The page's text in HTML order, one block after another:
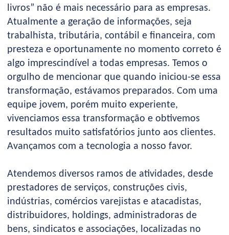
livros” não é mais necessário para as empresas.
Atualmente a geração de informações, seja
trabalhista, tributária, contábil e financeira, com
presteza e oportunamente no momento correto é
algo imprescindível a todas empresas. Temos o
orgulho de mencionar que quando iniciou-se essa
transformação, estávamos preparados. Com uma
equipe jovem, porém muito experiente,
vivenciamos essa transformação e obtivemos
resultados muito satisfatórios junto aos clientes.
Avançamos com a tecnologia a nosso favor.
Atendemos diversos ramos de atividades, desde
prestadores de serviços, construções civis,
indústrias, comércios varejistas e atacadistas,
distribuidores, holdings, administradoras de
bens, sindicatos e associações, localizadas no